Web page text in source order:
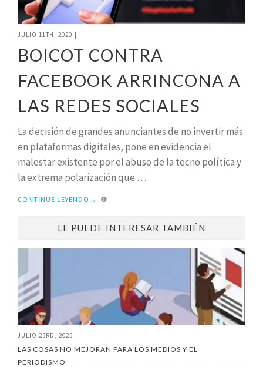
JULIO 11TH, 2020
BOICOT CONTRA
FACEBOOK ARRINCONA A
LAS REDES SOCIALES
La decisión de grandes anunciantes de no invertir más
en plataformas digitales, pone en evidencia el
malestar existente por el abuso de la tecno política y
la extrema polarización que …
CONTINUE LEYENDO →
LE PUEDE INTERESAR TAMBIÉN
JULIO 23RD, 2025
LAS COSAS NO MEJORAN PARA LOS MEDIOS Y EL
PERIODISMO